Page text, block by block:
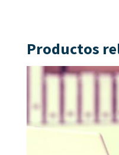
Productos